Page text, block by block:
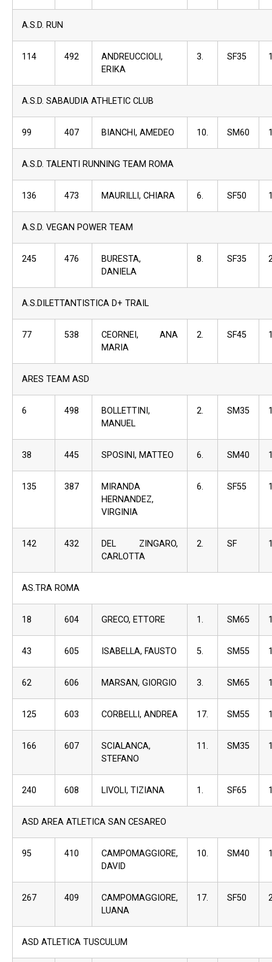
A.S.D. RUN
114 492
ANDREUCCIOLI,
ERIKA
3. SF35
A.S.D. SABAUDIA ATHLETIC CLUB
99 407 BIANCHI, AMEDEO 10. SM60
A.S.D. TALENTI RUNNING TEAM ROMA
136 473 MAURILLI, CHIARA 6. SF50
A.S.D. VEGAN POWER TEAM
245 476
BURESTA,
DANIELA
8. SF35
A.S.DILETTANTISTICA D+ TRAIL
77 538
CEORNEI, ANA
MARIA
2. SF45
ARES TEAM ASD
6 498
BOLLETTINI,
MANUEL
2. SM35
38 445 SPOSINI, MATTEO 6. SM40
135 387
MIRANDA
HERNANDEZ,
VIRGINIA
6. SF55
142 432
DEL ZINGARO,
CARLOTTA
2. SF
AS.TRA ROMA
18 604 GRECO, ETTORE 1. SM65
43 605 ISABELLA, FAUSTO 5. SM55
62 606 MARSAN, GIORGIO 3. SM65
125 603 CORBELLI, ANDREA 17. SM55
166 607
SCIALANCA,
STEFANO
11. SM35
240 608 LIVOLI, TIZIANA 1. SF65
ASD AREA ATLETICA SAN CESAREO
95 410
CAMPOMAGGIORE,
DAVID
10. SM40
267 409
CAMPOMAGGIORE,
LUANA
17. SF50
ASD ATLETICA TUSCULUM